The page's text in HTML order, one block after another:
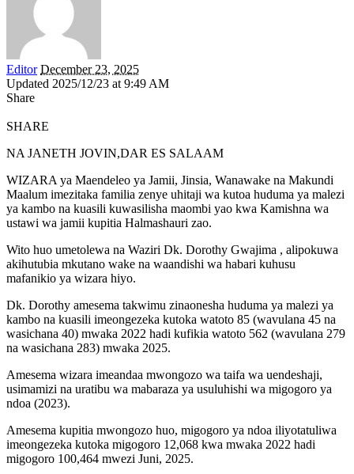
Editor December 23, 2025
Updated 2025/12/23 at 9:49 AM
Share
SHARE
NA JANETH JOVIN,DAR ES SALAAM
WIZARA ya Maendeleo ya Jamii, Jinsia, Wanawake na Makundi
Maalum imezitaka familia zenye uhitaji wa kutoa huduma ya malezi
ya kambo na kuasili kuwasilisha maombi yao kwa Kamishna wa
ustawi wa jamii kupitia Halmashauri zao.
Wito huo umetolewa na Waziri Dk. Dorothy Gwajima , alipokuwa
akihutubia mkutano wake na waandishi wa habari kuhusu
mafanikio ya wizara hiyo.
Dk. Dorothy amesema takwimu zinaonesha huduma ya malezi ya
kambo na kuasili imeongezeka kutoka watoto 85 (wavulana 45 na
wasichana 40) mwaka 2022 hadi kufikia watoto 562 (wavulana 279
na wasichana 283) mwaka 2025.
Amesema wizara imeandaa mwongozo wa taifa wa uendeshaji,
usimamizi na uratibu wa mabaraza ya usuluhishi wa migogoro ya
ndoa (2023).
Amesema kupitia mwongozo huo, migogoro ya ndoa iliyotatuliwa
imeongezeka kutoka migogoro 12,068 kwa mwaka 2022 hadi
migogoro 100,464 mwezi Juni, 2025.